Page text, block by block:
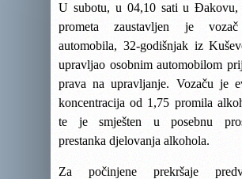
U subotu, u 04,10 sati u Đakovu,
prometa zaustavljen je vozač
automobila, 32-godišnjak iz
upravljao osobnim automobilom
prava na upravljanje. Vozaču je
koncentracija od 1,75 promila
te je smješten u posebnu
prestanka djelovanja alkohola.
Za počinjene prekršaje